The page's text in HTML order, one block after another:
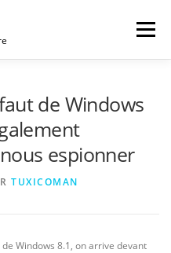
Menu
de Windows
espionner
TUXICOMAN
Windows 8.1, on arrive devant